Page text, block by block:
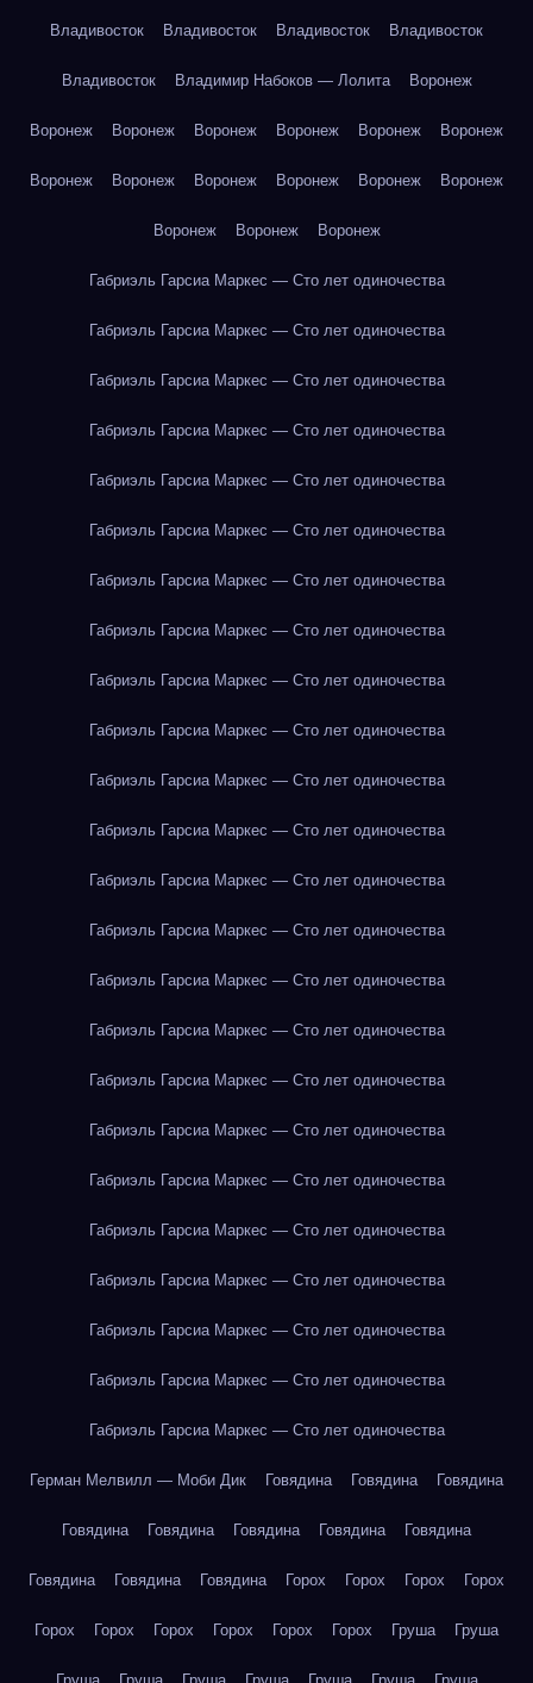
Владивосток Владивосток Владивосток Владивосток
Владивосток Владимир Набоков — Лолита Воронеж
Воронеж Воронеж Воронеж Воронеж Воронеж Воронеж
Воронеж Воронеж Воронеж Воронеж Воронеж Воронеж
Воронеж Воронеж Воронеж
Габриэль Гарсиа Маркес — Сто лет одиночества
Габриэль Гарсиа Маркес — Сто лет одиночества
Габриэль Гарсиа Маркес — Сто лет одиночества
Габриэль Гарсиа Маркес — Сто лет одиночества
Габриэль Гарсиа Маркес — Сто лет одиночества
Габриэль Гарсиа Маркес — Сто лет одиночества
Габриэль Гарсиа Маркес — Сто лет одиночества
Габриэль Гарсиа Маркес — Сто лет одиночества
Габриэль Гарсиа Маркес — Сто лет одиночества
Габриэль Гарсиа Маркес — Сто лет одиночества
Габриэль Гарсиа Маркес — Сто лет одиночества
Габриэль Гарсиа Маркес — Сто лет одиночества
Габриэль Гарсиа Маркес — Сто лет одиночества
Габриэль Гарсиа Маркес — Сто лет одиночества
Габриэль Гарсиа Маркес — Сто лет одиночества
Габриэль Гарсиа Маркес — Сто лет одиночества
Габриэль Гарсиа Маркес — Сто лет одиночества
Габриэль Гарсиа Маркес — Сто лет одиночества
Габриэль Гарсиа Маркес — Сто лет одиночества
Габриэль Гарсиа Маркес — Сто лет одиночества
Габриэль Гарсиа Маркес — Сто лет одиночества
Габриэль Гарсиа Маркес — Сто лет одиночества
Габриэль Гарсиа Маркес — Сто лет одиночества
Габриэль Гарсиа Маркес — Сто лет одиночества
Герман Мелвилл — Моби Дик Говядина Говядина Говядина
Говядина Говядина Говядина Говядина Говядина
Говядина Говядина Говядина Горох Горох Горох Горох
Горох Горох Горох Горох Горох Горох Груша Груша